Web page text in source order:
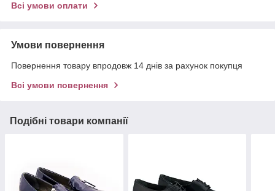
Всі умови оплати
Умови повернення
Повернення товару впродовж 14 днів за рахунок покупця
Всі умови повернення
Подібні товари компанії